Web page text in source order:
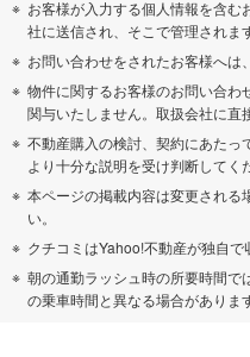
お客様が入力する個人情報を含
社に送信され、そこで管理されます
お問い合わせをされたお客様へは
物件に関するお客様のお問い合わ
関与いたしません。取扱会社に直
不動産購入の検討、契約にあたっ
より十分な説明を受け判断してく
本ページの掲載内容は変更される
い。
クチコミはYahoo!不動産が独自で
朝の通勤ラッシュ時の所要時間で
の乗車時間と異なる場合があります